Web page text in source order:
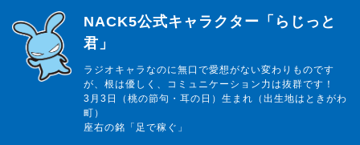
らじっと君
NACK5公式キャラクター「らじっと
君」
ラジオキャラなのに無口で愛想がない変わりものです
が、根は優しく、コミュニケーション力は抜群です！
3月3日（桃の節句・耳の日）生まれ（出生地はときがわ
町）
座右の銘「足で稼ぐ」